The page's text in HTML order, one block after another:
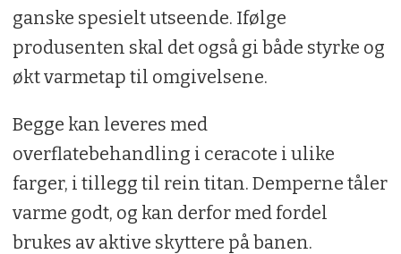
ganske spesielt utseende. Ifølge
produsenten skal det også gi både styrke og
økt varmetap til omgivelsene.
Begge kan leveres med
overflatebehandling i ceracote i ulike
farger, i tillegg til rein titan. Demperne tåler
varme godt, og kan derfor med fordel
brukes av aktive skyttere på banen.